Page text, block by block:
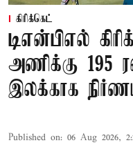
கிரிக்கெட்
டிஎன்பிஎல்
அணிக்கு 195
இலக்காக
Published on: 06 Aug 2026,